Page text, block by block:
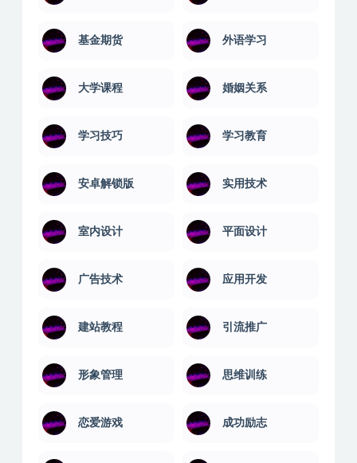
基金期货 外语学习
大学课程 婚姻关系
学习技巧 学习教育
安卓解锁版 实用技术
室内设计 平面设计
广告技术 应用开发
建站教程 引流推广
形象管理 思维训练
恋爱游戏 成功励志